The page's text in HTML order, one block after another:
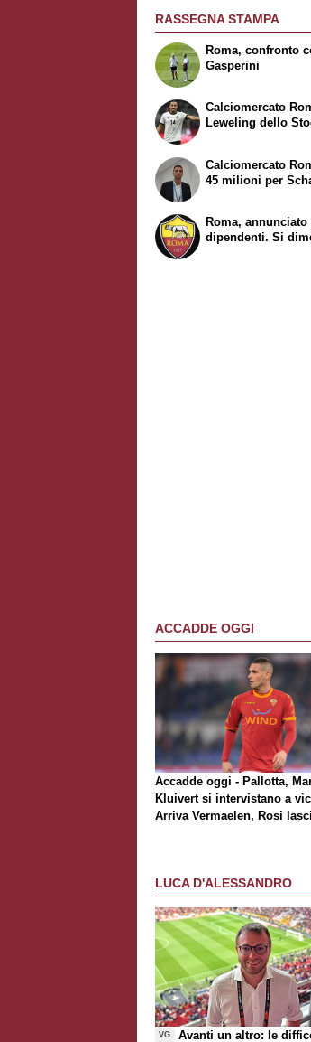
RASSEGNA STAMPA
Roma, confronto
Gasperini
Calciomercato
Leweling dello
Calciomercato
45 milioni per
Roma,
dipendenti. Si
ACCADDE OGGI
Accadde oggi - Pallotta,
Kluivert si intervistano a
Arriva Vermaelen, Rosi
LUCA D'ALESSANDRO
VG Avanti un altro: le